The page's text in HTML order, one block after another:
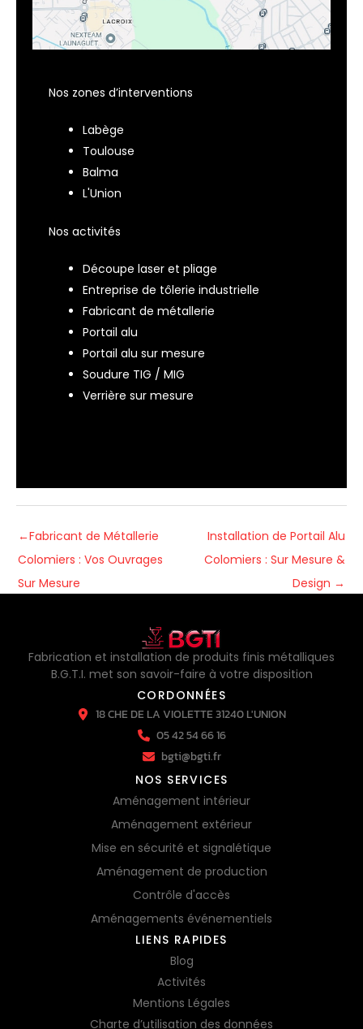
Nos zones d’interventions
Labège
Toulouse
Balma
L'Union
Nos activités
Découpe laser et pliage
Entreprise de tôlerie industrielle
Fabricant de métallerie
Portail alu
Portail alu sur mesure
Soudure TIG / MIG
Verrière sur mesure
←Fabricant de Métallerie
Colomiers : Vos Ouvrages
Sur Mesure
Installation de Portail Alu
Colomiers : Sur Mesure &
Design →
Fabrication et installation de produits finis métalliques
B.G.T.I. met son savoir-faire à votre disposition
CORDONNÉES
18 CHE DE LA VIOLETTE 31240 L'UNION
05 42 54 66 16
bgti@bgti.fr
NOS SERVICES
Aménagement intérieur
Aménagement extérieur
Mise en sécurité et signalétique
Aménagement de production
Contrôle d'accès
Aménagements événementiels
LIENS RAPIDES
Blog
Activités
Mentions Légales
Charte d’utilisation des données